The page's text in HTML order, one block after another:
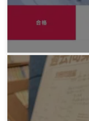
英検一級への道